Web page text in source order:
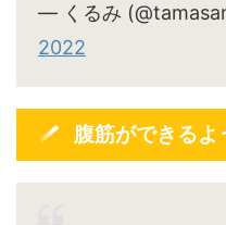
— くるみ
2022
腹筋ができるよ